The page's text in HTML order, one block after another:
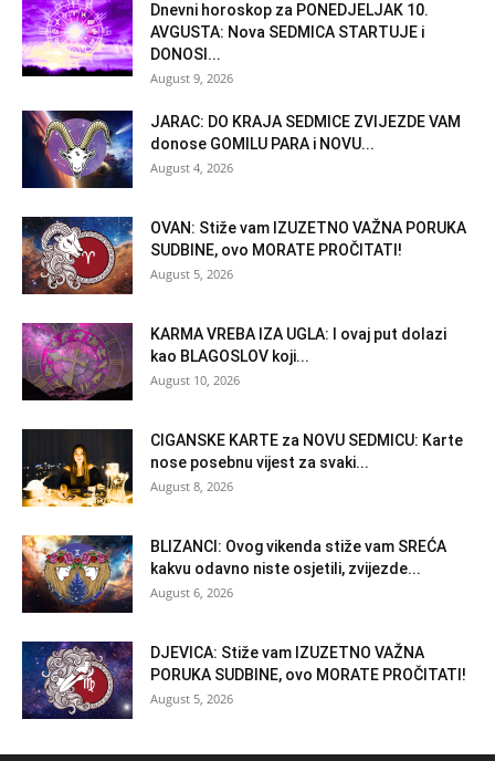
Dnevni horoskop za PONEDJELJAK 10.
AVGUSTA: Nova SEDMICA STARTUJE i
DONOSI...
August 9, 2026
JARAC: DO KRAJA SEDMICE ZVIJEZDE VAM
donose GOMILU PARA i NOVU...
August 4, 2026
OVAN: Stiže vam IZUZETNO VAŽNA PORUKA
SUDBINE, ovo MORATE PROČITATI!
August 5, 2026
KARMA VREBA IZA UGLA: I ovaj put dolazi
kao BLAGOSLOV koji...
August 10, 2026
CIGANSKE KARTE za NOVU SEDMICU: Karte
nose posebnu vijest za svaki...
August 8, 2026
BLIZANCI: Ovog vikenda stiže vam SREĆA
kakvu odavno niste osjetili, zvijezde...
August 6, 2026
DJEVICA: Stiže vam IZUZETNO VAŽNA
PORUKA SUDBINE, ovo MORATE PROČITATI!
August 5, 2026